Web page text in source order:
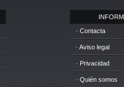
· Contacta
· Aviso legal
· Privacidad
· Quién somos